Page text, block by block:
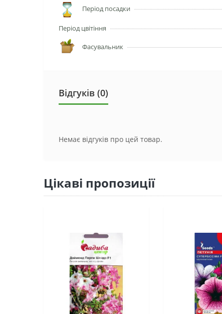
Період посадки
Період цвітіння
Фасувальник
Відгуків (0)
Немає відгуків про цей товар.
Цікаві пропозиції